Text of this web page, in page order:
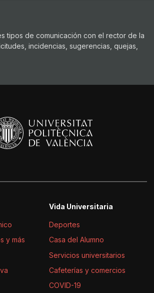
tipos de comunicación con el rector de la
incidencias, sugerencias, quejas,
y más
Vida Universitaria
Deportes
Casa del Alumno
Servicios universitarios
Cafeterías y comercios
COVID-19